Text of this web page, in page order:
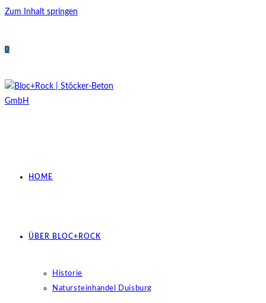
Zum Inhalt springen
0
HOME
ÜBER BLOC+ROCK
Historie
Natursteinhandel Duisburg